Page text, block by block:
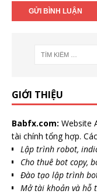
GIỚI THIỆU
Babfx.com: Website
tài chính tổng hợp.
Lập trình robot,
Cho thuê bot copy,
Đào tạo lập trình
Mở tài khoản và hỗ